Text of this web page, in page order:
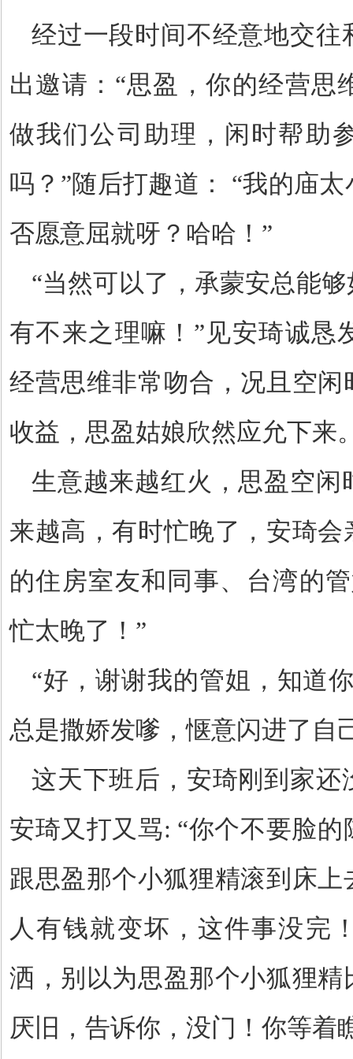
经过一段时间不经意地交往
出邀请： “思盈，你的经营思
做我们公司助理，闲时帮助
吗？”随后打趣道：
“我的庙
否愿意屈就呀？哈哈！”
“当然可以了，承蒙安总能
有不来之理嘛！”见安琦诚恳
经营思维非常吻合，况且空
收益，思盈姑娘欣然应允下来
生意越来越红火，思盈空闲
来越高，有时忙晚了，安琦
的住房室友和同事、台湾的
忙太晚了！”
“好，谢谢我的管姐，知道
总是撒娇发嗲，惬意闪进了自
这天下班后，安琦刚到家还
安琦又打又骂: “你个不要脸
跟思盈那个小狐狸精滚到床
人有钱就变坏，这件事没完
洒，别以为思盈那个小狐狸
厌旧，告诉你，没门！你等